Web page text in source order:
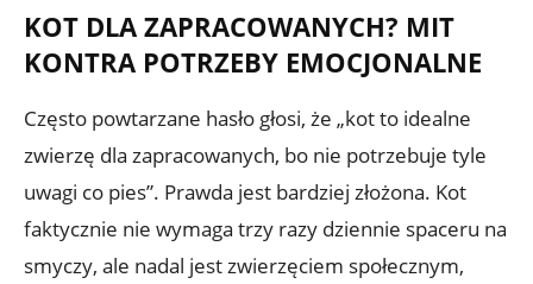
KOT DLA ZAPRACOWANYCH? MIT
KONTRA POTRZEBY EMOCJONALNE
Często powtarzane hasło głosi, że „kot to idealne
zwierzę dla zapracowanych, bo nie potrzebuje tyle
uwagi co pies”. Prawda jest bardziej złożona. Kot
faktycznie nie wymaga trzy razy dziennie spaceru na
smyczy, ale nadal jest zwierzęciem społecznym,